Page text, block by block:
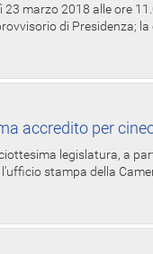
marzo 2018 alle ore
di Presidenza;
accredito per
legislatura, a
stampa della